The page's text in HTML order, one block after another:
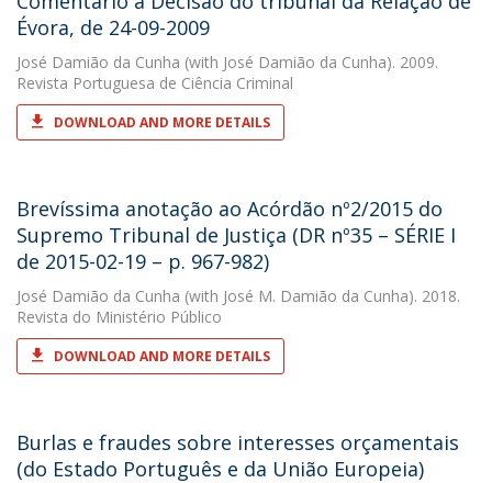
Évora, de 24-09-2009
José Damião da Cunha (with José Damião da Cunha). 2009.
Revista Portuguesa de Ciência Criminal
DOWNLOAD AND MORE DETAILS
Brevíssima anotação ao Acórdão nº2/2015 do
Supremo Tribunal de Justiça (DR nº35 – SÉRIE I
de 2015-02-19 – p. 967-982)
José Damião da Cunha (with José M. Damião da Cunha). 2018.
Revista do Ministério Público
DOWNLOAD AND MORE DETAILS
Burlas e fraudes sobre interesses orçamentais
(do Estado Português e da União Europeia)